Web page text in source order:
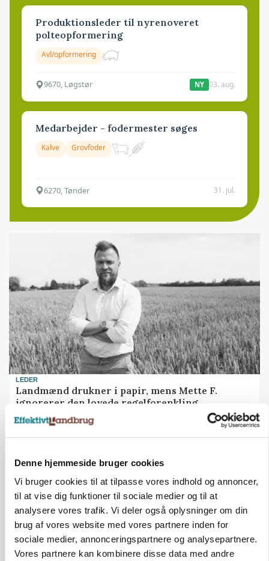
Denne hjemmeside bruger cookies
Vi bruger cookies til at tilpasse vores indhold og annoncer,
til at vise dig funktioner til sociale medier og til at
analysere vores trafik. Vi deler også oplysninger om din
brug af vores website med vores partnere inden for
sociale medier, annonceringspartnere og analysepartnere.
Vores partnere kan kombinere disse data med andre
Produktionsleder til nyrenoveret
polteopformering
Avl/opformering
9670, Løgstør NY 03. aug.
Medarbejder - fodermester søges
Kalve Grovfoder
6270, Tønder 31. jul.
LEDER
Landmænd drukner i papir, mens Mette F.
ignorerer den lovede regelforenkling